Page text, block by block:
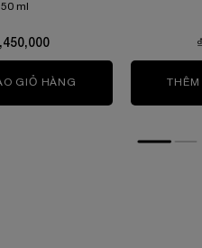
50 ml
GIỎ HÀNG SERUM TƯƠI 3 LÕI
THÊM